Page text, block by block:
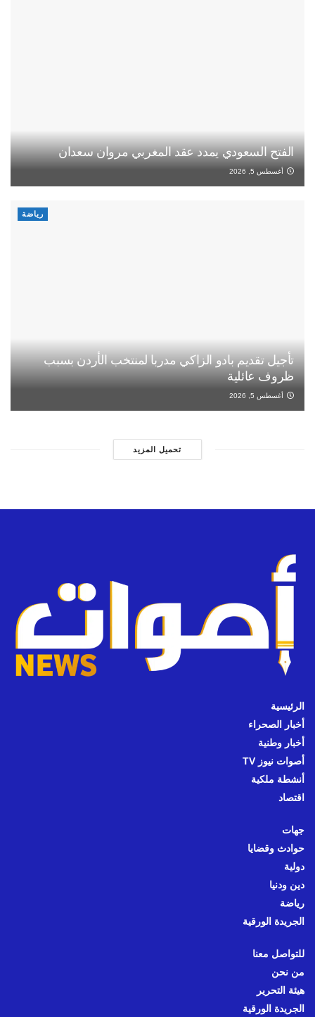
الفتح السعودي يمدد عقد المغربي مروان سعدان
أغسطس 5, 2026
رياضة
تأجيل تقديم بادو الزاكي مدربا لمنتخب الأردن بسبب
ظروف عائلية
أغسطس 5, 2026
تحميل المزيد
الرئيسية
أخبار الصحراء
أخبار وطنية
أصوات نيوز TV
أنشطة ملكية
اقتصاد
جهات
حوادث وقضايا
دولية
دين ودنيا
رياضة
الجريدة الورقية
للتواصل معنا
من نحن
هيئة التحرير
الجريدة الورقية